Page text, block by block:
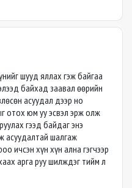
шууд яллах гэж байгаа
байхад заавал өөрийн
асуудал дээр но
отох юм уу эсвэл эрж олж
гээд байдаг энэ
асуудалтай шалгаж
ичсэн хүн хүн ална гэгчээр
арга руу шилждэг тийм л